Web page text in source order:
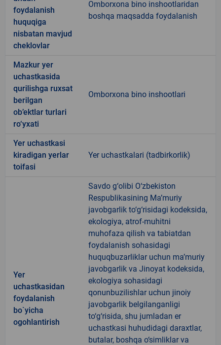
foydalanish
huquqiga
nisbatan mavjud
cheklovlar
Omborxona bino inshootlaridan
boshqa maqsadda foydalanish
Mazkur yer
uchastkasida
qurilishga ruxsat
berilgan
ob’ektlar turlari
ro‘yxati
Omborxona bino inshootlari
Yer uchastkasi
kiradigan yerlar
toifasi
Yer uchastkalari (tadbirkorlik)
Yer
uchastkasidan
foydalanish
bo`yicha
ogohlantirish
Savdo g‘olibi O‘zbekiston
Respublikasining Ma’muriy
javobgarlik to‘g‘risidagi kodeksida,
ekologiya, atrof-muhitni
muhofaza qilish va tabiatdan
foydalanish sohasidagi
huquqbuzarliklar uchun ma’muriy
javobgarlik va Jinoyat kodeksida,
ekologiya sohasidagi
qonunbuzilishlar uchun jinoiy
javobgarlik belgilanganligi
to‘g‘risida, shu jumladan er
uchastkasi huhudidagi daraxtlar,
butalar, boshqa o‘simliklar va